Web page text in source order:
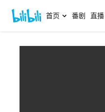
首页 番剧 直播